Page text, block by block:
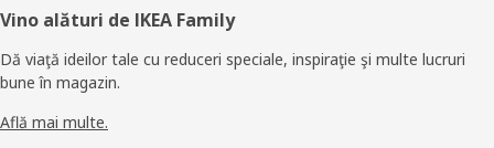
Subsol
Vino alături de IKEA Family
Dă viaţă ideilor tale cu reduceri speciale, inspiraţie şi multe lucruri
bune în magazin.
Află mai multe.